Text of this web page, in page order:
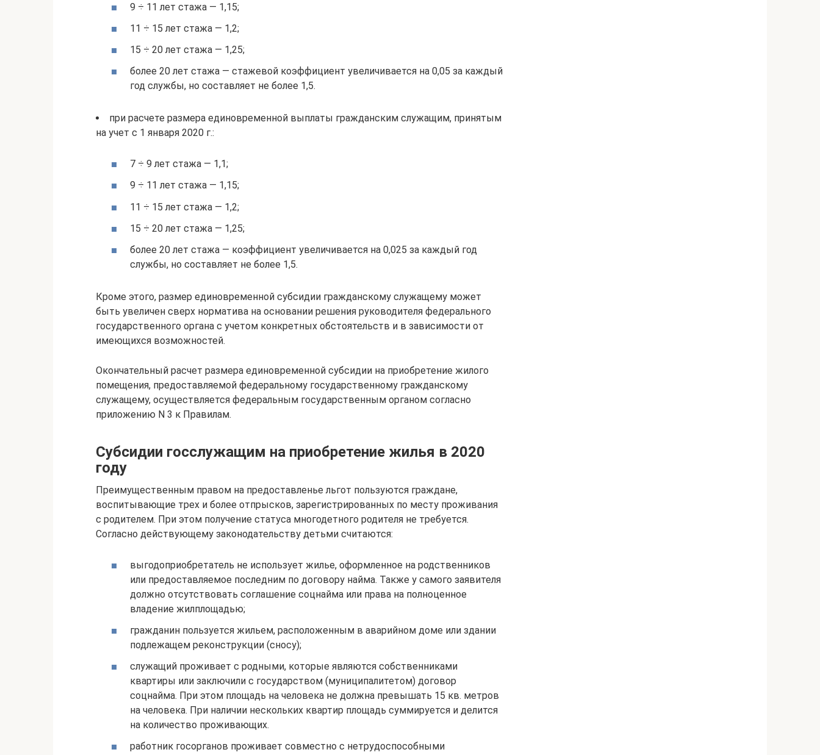
9 ÷ 11 лет стажа — 1,15;
11 ÷ 15 лет стажа — 1,2;
15 ÷ 20 лет стажа — 1,25;
более 20 лет стажа — стажевой коэффициент увеличивается на 0,05 за каждый
год службы, но составляет не более 1,5.
при расчете размера единовременной выплаты гражданским служащим, принятым
на учет с 1 января 2020 г.:
7 ÷ 9 лет стажа — 1,1;
9 ÷ 11 лет стажа — 1,15;
11 ÷ 15 лет стажа — 1,2;
15 ÷ 20 лет стажа — 1,25;
более 20 лет стажа — коэффициент увеличивается на 0,025 за каждый год
службы, но составляет не более 1,5.
Кроме этого, размер единовременной субсидии гражданскому служащему может
быть увеличен сверх норматива на основании решения руководителя федерального
государственного органа с учетом конкретных обстоятельств и в зависимости от
имеющихся возможностей.
Окончательный расчет размера единовременной субсидии на приобретение жилого
помещения, предоставляемой федеральному государственному гражданскому
служащему, осуществляется федеральным государственным органом согласно
приложению N 3 к Правилам.
Субсидии госслужащим на приобретение жилья в 2020
году
Преимущественным правом на предоставленье льгот пользуются граждане,
воспитывающие трех и более отпрысков, зарегистрированных по месту проживания
с родителем. При этом получение статуса многодетного родителя не требуется.
Согласно действующему законодательству детьми считаются:
выгодоприобретатель не использует жилье, оформленное на родственников
или предоставляемое последним по договору найма. Также у самого заявителя
должно отсутствовать соглашение соцнайма или права на полноценное
владение жилплощадью;
гражданин пользуется жильем, расположенным в аварийном доме или здании
подлежащем реконструкции (сносу);
служащий проживает с родными, которые являются собственниками
квартиры или заключили с государством (муниципалитетом) договор
соцнайма. При этом площадь на человека не должна превышать 15 кв. метров
на человека. При наличии нескольких квартир площадь суммируется и делится
на количество проживающих.
работник госорганов проживает совместно с нетрудоспособными